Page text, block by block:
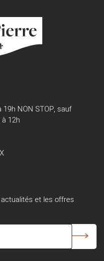
NON STOP, sauf
12h
et les offres